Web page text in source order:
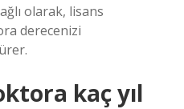
olarak, lisans
derecenizi
kaç yıl